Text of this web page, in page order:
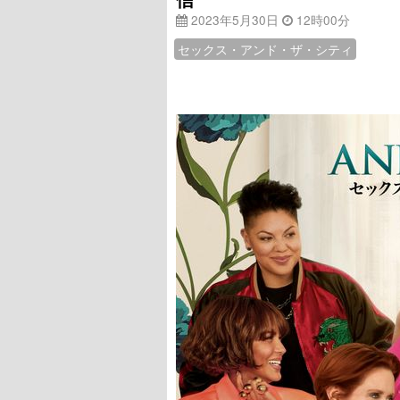
2023年5月30日
12時00分
セックス・アンド・ザ・シティ